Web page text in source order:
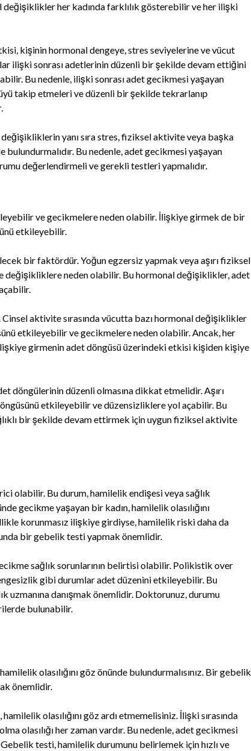
her kadında farklılık gösterebilir ve her ilişki
kişinin hormonal dengeye, stres seviyelerine ve vücut
ilişki sonrası adetlerinin düzenli bir şekilde devam ettiğini
Bu nedenle, ilişki sonrası adet gecikmesi yaşayan
takip etmeleri ve düzenli bir şekilde tekrarlanıp
yanı sıra stres, fiziksel aktivite veya başka
Bu nedenle, adet gecikmesi yaşayan
değerlendirmeli ve gerekli testleri yapmalıdır.
ve gecikmelere neden olabilir. İlişkiye girmek de bir
etkileyebilir.
bir faktördür. Yoğun egzersiz yapmak veya aşırı fiziksel
değişikliklere neden olabilir. Bu hormonal değişiklikler, adet
aktivite sırasında vücutta bazı hormonal değişiklikler
etkileyebilir ve gecikmelere neden olabilir. Ancak, her
girmenin adet döngüsü üzerindeki etkisi kişiden kişiye
döngülerinin düzenli olmasına dikkat etmelidir. Aşırı
etkileyebilir ve düzensizliklere yol açabilir. Bu
bir şekilde devam ettirmek için uygun fiziksel aktivite
olabilir. Bu durum, hamilelik endişesi veya sağlık
gecikme yaşayan bir kadın, hamilelik olasılığını
korunmasız ilişkiye girdiyse, hamilelik riski daha da
bir gebelik testi yapmak önemlidir.
sağlık sorunlarının belirtisi olabilir. Polikistik over
gibi durumlar adet düzenini etkileyebilir. Bu
uzmanına danışmak önemlidir. Doktorunuz, durumu
bulunabilir.
olasılığını göz önünde bulundurmalısınız. Bir gebelik
önemlidir.
olasılığını göz ardı etmemelisiniz. İlişki sırasında
olasılığı her zaman vardır. Bu nedenle, adet gecikmesi
testi, hamilelik durumunu belirlemek için hızlı ve